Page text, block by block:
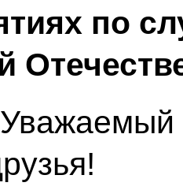
по
Уважаемый